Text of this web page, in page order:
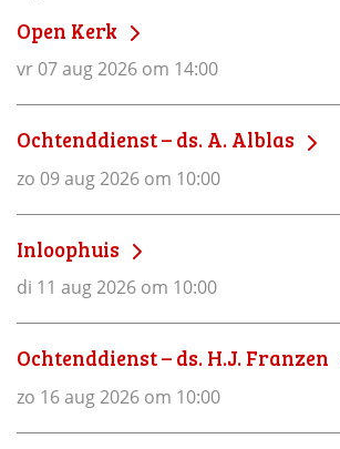
Open Kerk
vr 07 aug 2026 om 14:00
Ochtenddienst – ds. A. Alblas
zo 09 aug 2026 om 10:00
Inloophuis
di 11 aug 2026 om 10:00
Ochtenddienst – ds. H.J. Franzen
zo 16 aug 2026 om 10:00